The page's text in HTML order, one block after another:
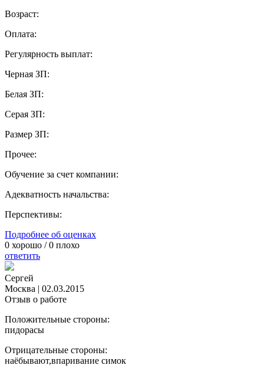
Возраст:
Оплата:
Регулярность выплат:
Черная ЗП:
Белая ЗП:
Серая ЗП:
Размер ЗП:
Прочее:
Обучение за счет компании:
Адекватность начальства:
Перспективы:
Подробнее об оценках
0 хорошо /0 плохо
ответить
Сергей
Москва | 02.03.2015
Отзыв о работе
Положительные стороны:
пидорасы
Отрицательные стороны:
наёбывают,впаривание симок